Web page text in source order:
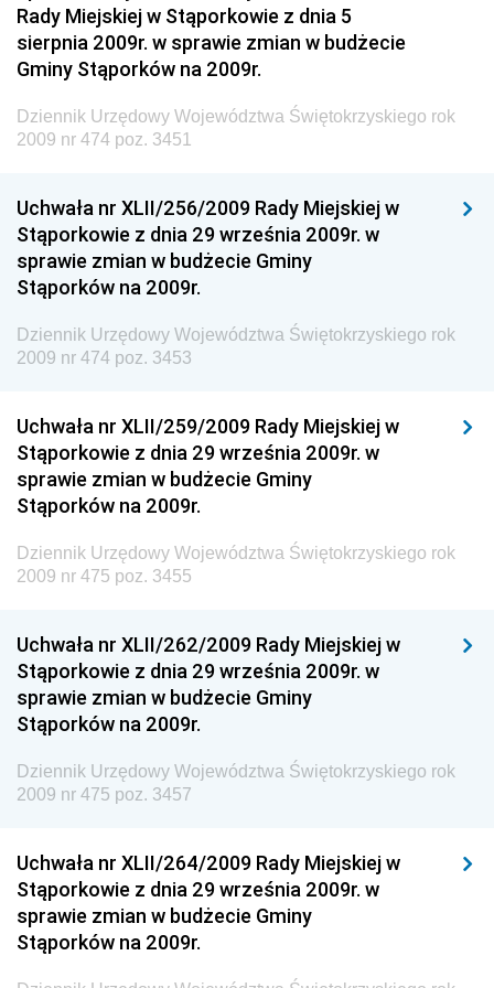
Dziennik Urzędowy Ministerstwa Administracji i
Gospodarki Przestrzennej
Dziennik Urzędowy Unii Europejskiej, L
Dziennik Urzędowy Ministerstwa Komunikacji
Chemicznego i Lekkiego
Dziennik Urzędowy Ministerstwa Rolnictwa i
Gospodarki Żywnościowej
Społecznej
Dziennik Urzędowy Ministra Cyfryzacji
Dziennik Urzędowy Ministra Infrastruktury i
Budownictwa
Dziennik Urzędowy Ministra Gospodarki Morskiej i
Dziennik Urzędowy Ministra Energii
Dziennik Urzędowy Ministra Sprawiedliwości
Dziennik Urzędowy Ministra Rozwoju i Finansów
Dziennik Urzędowy Wyższego Urzędu Górniczego
Dziennik Urzędowy Prezesa Urzędu Transportu
Kolejowego
Technologii
Dziennik Urzędowy Ministra Inwestycji i Rozwoju
Dziennik Urzędowy Naczelnego Dyrektora Archiwów
Państwowych
Rady Miejskiej w Stąporkowie z dnia 5
sierpnia 2009r. w sprawie zmian w budżecie
Gminy Stąporków na 2009r.
Dziennik Urzędowy Województwa Świętokrzyskiego rok
2009 nr 474 poz. 3451
Uchwała nr XLII/256/2009 Rady Miejskiej w
Stąporkowie z dnia 29 września 2009r. w
sprawie zmian w budżecie Gminy
Stąporków na 2009r.
Dziennik Urzędowy Województwa Świętokrzyskiego rok
2009 nr 474 poz. 3453
Uchwała nr XLII/259/2009 Rady Miejskiej w
Stąporkowie z dnia 29 września 2009r. w
sprawie zmian w budżecie Gminy
Stąporków na 2009r.
Dziennik Urzędowy Województwa Świętokrzyskiego rok
2009 nr 475 poz. 3455
Uchwała nr XLII/262/2009 Rady Miejskiej w
Stąporkowie z dnia 29 września 2009r. w
sprawie zmian w budżecie Gminy
Stąporków na 2009r.
Dziennik Urzędowy Województwa Świętokrzyskiego rok
2009 nr 475 poz. 3457
Uchwała nr XLII/264/2009 Rady Miejskiej w
Stąporkowie z dnia 29 września 2009r. w
sprawie zmian w budżecie Gminy
Stąporków na 2009r.